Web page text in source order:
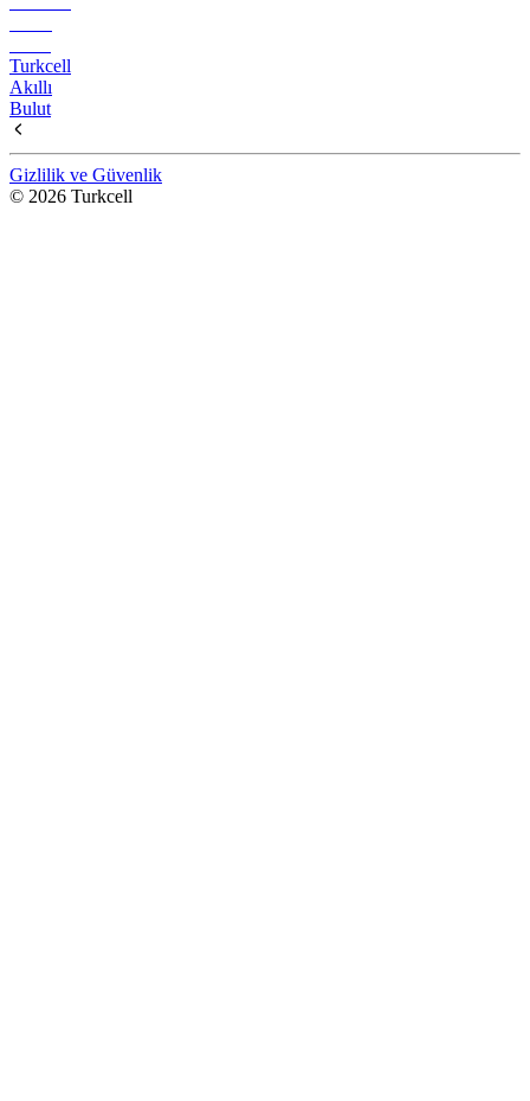
Turkcell
Akıllı
Bulut
Gizlilik ve Güvenlik
© 2026 Turkcell